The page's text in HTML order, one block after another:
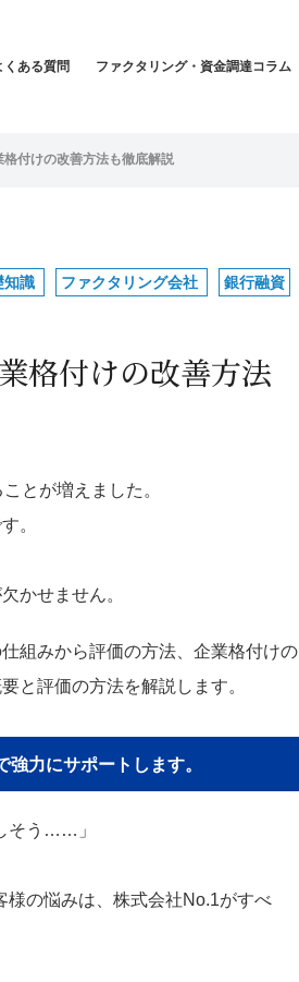
くある質問 ファクタリング・資金調達コラム
付けの改善方法も徹底解説
知識 ファクタリング会社 銀行融資
格付けの改善方法
とが増えました。
。
かせません。
組みから評価の方法、企業格付けの
と評価の方法を解説します。
力にサポートします。
そう……」
様の悩みは、株式会社No.1がすべ